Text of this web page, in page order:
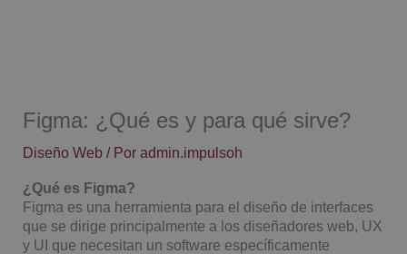
Figma: ¿Qué es y para qué sirve?
Diseño Web / Poradmin.impulsoh
¿Qué es Figma?
Figma es una herramienta para el diseño de interfaces
que se dirige principalmente a los diseñadores web, UX
y UI que necesitan un software específicamente